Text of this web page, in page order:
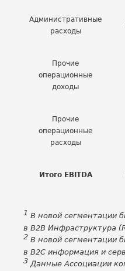
Административные
расходы
Прочие
операционные
доходы
Прочие
операционные
расходы
Итого EBITDA
1 В новой сегментации
в B2B Инфраструктура
2 В новой сегментации
в B2C информация и
3 Данные Ассоциации